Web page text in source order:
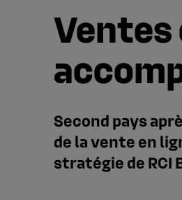
Ventes
Second pays
de la vente en
stratégie de RCI